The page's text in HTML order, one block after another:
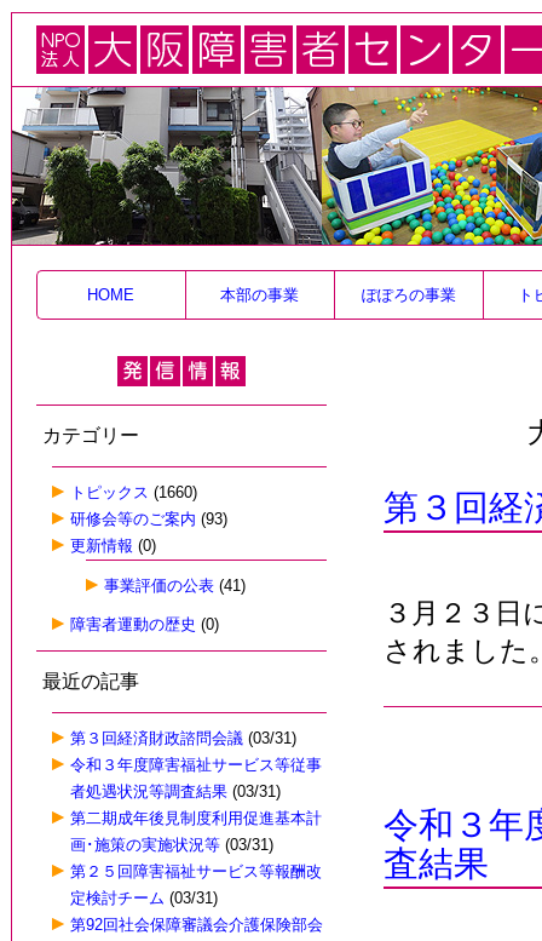
HOME 本部の事業 ぽぽろの事業 ト
カテゴリー
トピックス (1660)
研修会等のご案内 (93)
更新情報 (0)
事業評価の公表 (41)
障害者運動の歴史 (0)
最近の記事
第３回経済財政諮問会議 (03/31)
令和３年度障害福祉サービス等従事
者処遇状況等調査結果 (03/31)
第二期成年後見制度利用促進基本計
画･施策の実施状況等 (03/31)
第２５回障害福祉サービス等報酬改
定検討チーム (03/31)
第92回社会保障審議会介護保険部会
第３回経
３月２３日
されました
令和３年
査結果